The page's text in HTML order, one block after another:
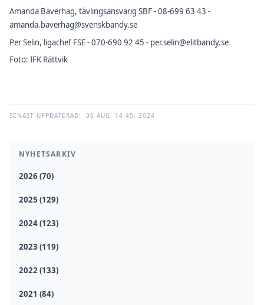
NYHETSARKIV
2026 (70)
2025 (129)
2024 (123)
2023 (119)
2022 (133)
2021 (84)
Amanda Bäverhag, tävlingsansvarig SBF - 08-699 63 43 -
amanda.baverhag@svenskbandy.se
Per Selin, ligachef FSE - 070-690 92 45 - per.selin@elitbandy.se
Foto: IFK Rättvik
SENAST UPPDATERAD: 30 AUG. 14:45, 2024